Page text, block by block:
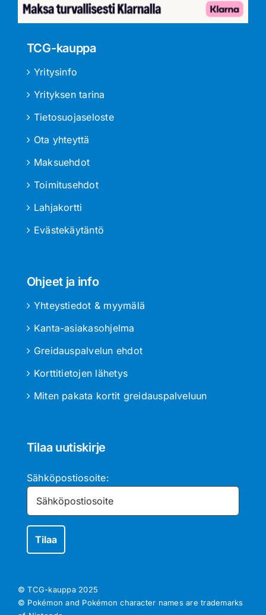
TCG-kauppa
Yritysinfo
Yrityksen tarina
Tietosuojaseloste
Ota yhteyttä
Maksuehdot
Toimitusehdot
Lahjakortti
Evästekäytäntö
Ohjeet ja info
Yhteystiedot & myymälä
Kanta-asiakasohjelma
Greidauspalvelun ehdot
Korttitietojen lähetys
Miten pakata kortit greidauspalveluun
Tilaa uutiskirje
Sähköpostiosoite:
© TCG-kauppa 2025
© Pokémon and Pokémon character names are trademarks